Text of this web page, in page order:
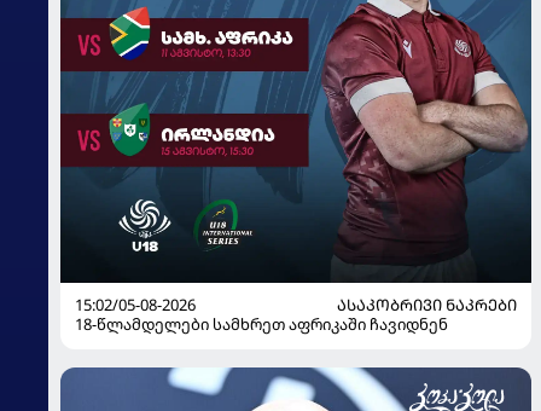
15:02/05-08-2026
ᲐᲡᲐᲙᲝᲑᲠᲘᲕᲘ ᲜᲐᲙᲠᲔᲑᲘ
18-წლამდელები სამხრეთ აფრიკაში ჩავიდნენ